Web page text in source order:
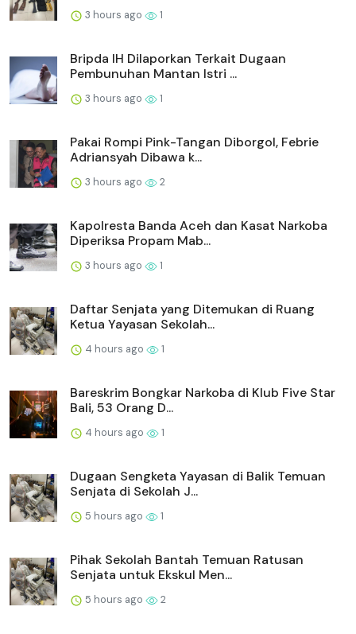
3 hours ago 1
Bripda IH Dilaporkan Terkait Dugaan
Pembunuhan Mantan Istri ...
3 hours ago 1
Pakai Rompi Pink-Tangan Diborgol, Febrie
Adriansyah Dibawa k...
3 hours ago 2
Kapolresta Banda Aceh dan Kasat Narkoba
Diperiksa Propam Mab...
3 hours ago 1
Daftar Senjata yang Ditemukan di Ruang
Ketua Yayasan Sekolah...
4 hours ago 1
Bareskrim Bongkar Narkoba di Klub Five Star
Bali, 53 Orang D...
4 hours ago 1
Dugaan Sengketa Yayasan di Balik Temuan
Senjata di Sekolah J...
5 hours ago 1
Pihak Sekolah Bantah Temuan Ratusan
Senjata untuk Ekskul Men...
5 hours ago 2